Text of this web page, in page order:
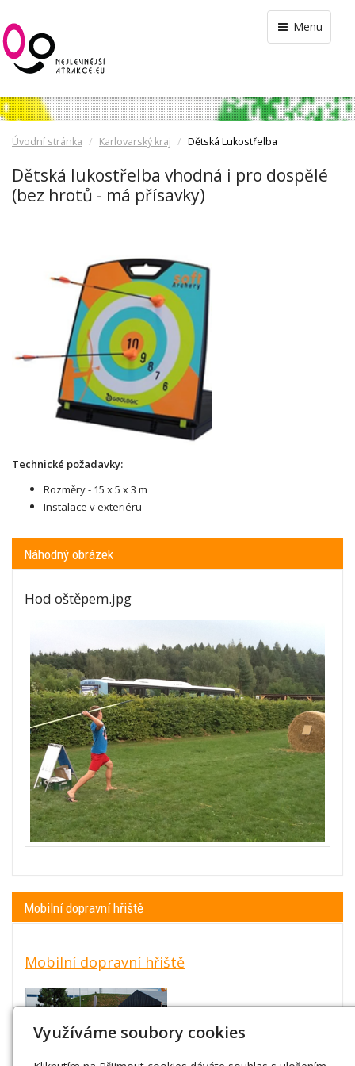
Menu
Úvodní stránka Karlovarský kraj Dětská Lukostřelba
Dětská lukostřelba vhodná i pro dospělé
(bez hrotů - má přísavky)
Technické požadavky:
Rozměry - 15 x 5 x 3 m
Instalace v exteriéru
Náhodný obrázek
Hod oštěpem.jpg
Mobilní dopravní hřiště
Mobilní dopravní hřiště
Využíváme soubory cookies